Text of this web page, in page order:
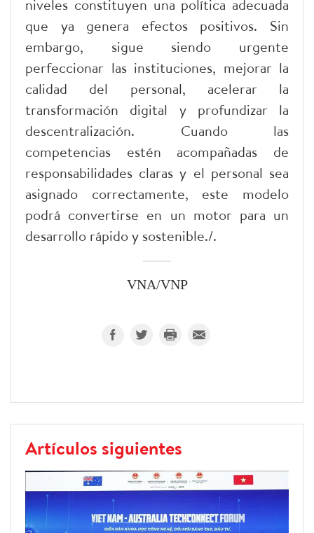
niveles constituyen una política adecuada
que ya genera efectos positivos. Sin
embargo, sigue siendo urgente
perfeccionar las instituciones, mejorar la
calidad del personal, acelerar la
transformación digital y profundizar la
descentralización. Cuando las
competencias estén acompañadas de
responsabilidades claras y el personal sea
asignado correctamente, este modelo
podrá convertirse en un motor para un
desarrollo rápido y sostenible./.​
VNA/VNP
Artículos siguientes